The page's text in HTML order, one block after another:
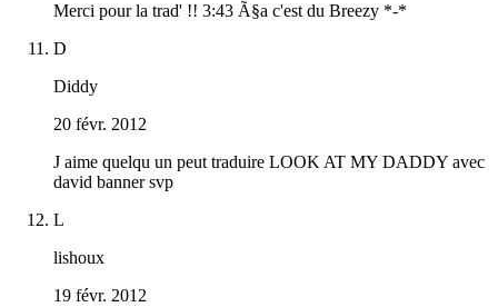
Merci pour la trad' !! 3:43 Ã§a c'est du Breezy *-*
D
Diddy
20 févr. 2012
J aime quelqu un peut traduire LOOK AT MY DADDY avec
david banner svp
L
lishoux
19 févr. 2012